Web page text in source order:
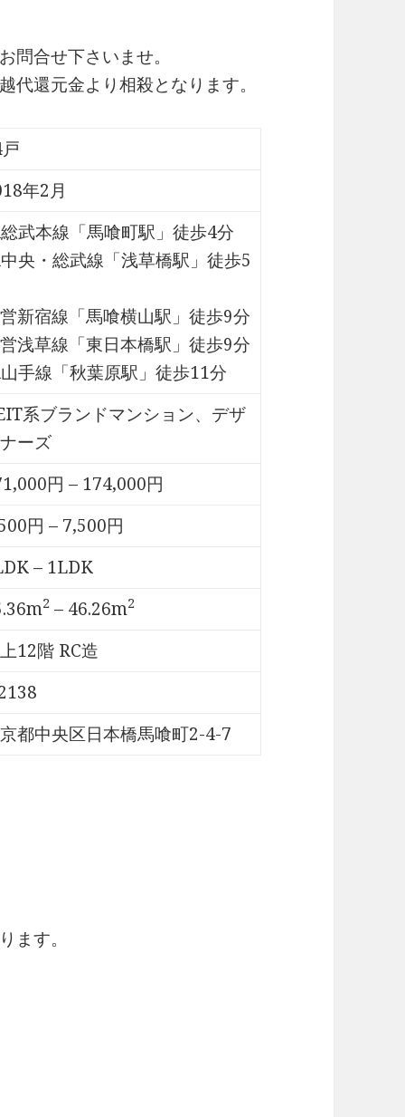
合せ下さいませ。
還元金より相殺となります。
年2月
武本線「馬喰町駅」徒歩4分
央・総武線「浅草橋駅」徒歩5
新宿線「馬喰横山駅」徒歩9分
浅草線「東日本橋駅」徒歩9分
手線「秋葉原駅」徒歩11分
系ブランドマンション、デザ
ーズ
円 – 174,000円
円 – 7,500円
– 1LDK
2 – 46.26m2
12階 RC造
都中央区日本橋馬喰町2-4-7
ます。